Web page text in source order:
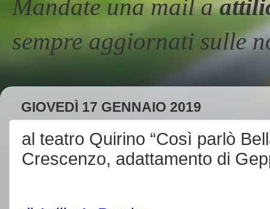
Mandate una mail a
sempre aggiornati sulle
GIOVEDÌ 17 GENNAIO 2019
al teatro Quirino “Così parlò
Crescenzo, adattamento di